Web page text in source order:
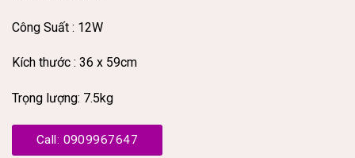
Công Suất : 12W
Kích thước : 36 x 59cm
Trọng lượng: 7.5kg
Call: 0909967647